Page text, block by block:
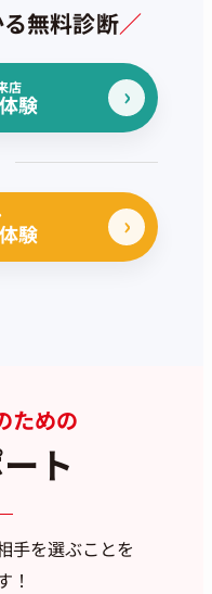
無料診断／
店
験
験
ための
ト
手を選ぶことを
！